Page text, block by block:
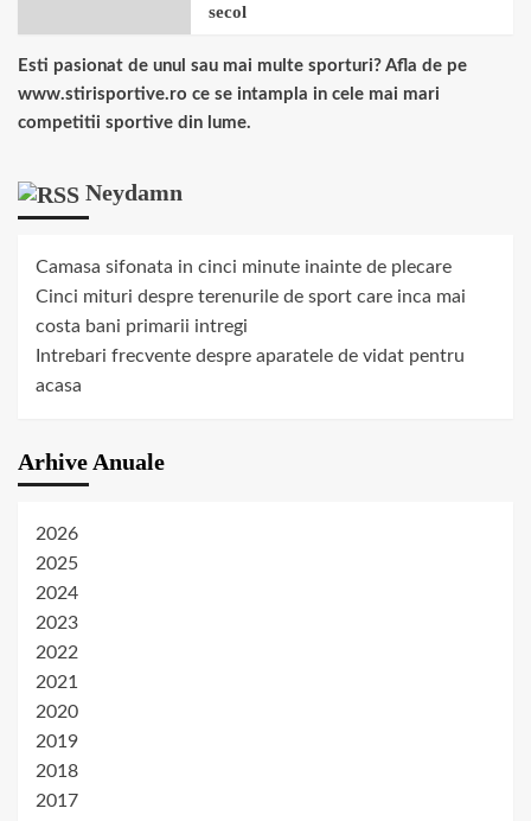
secol
Esti pasionat de unul sau mai multe sporturi? Afla de pe
www.stirisportive.ro ce se intampla in cele mai mari
competitii sportive din lume.
Neydamn
Camasa sifonata in cinci minute inainte de plecare
Cinci mituri despre terenurile de sport care inca mai
costa bani primarii intregi
Intrebari frecvente despre aparatele de vidat pentru
acasa
Arhive Anuale
2026
2025
2024
2023
2022
2021
2020
2019
2018
2017